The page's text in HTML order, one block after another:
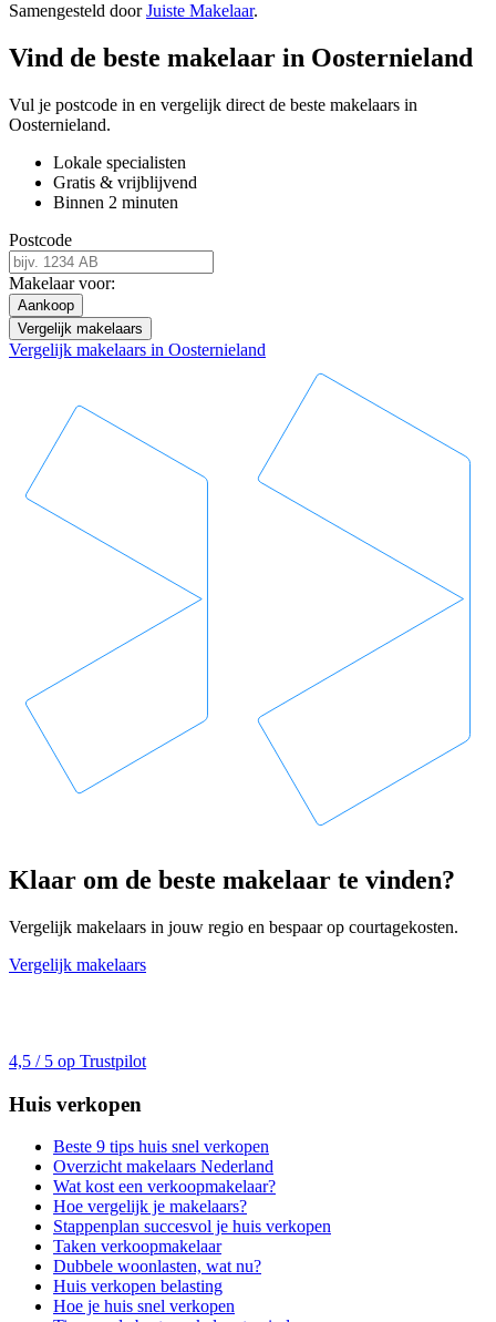
Samengesteld doorJuiste Makelaar.
Vind de beste makelaar in Oosternieland
Vul je postcode in en vergelijk direct de beste makelaars in
Oosternieland.
Lokale specialisten
Gratis & vrijblijvend
Binnen 2 minuten
Postcode
Makelaar voor:
Aankoop
Vergelijk makelaars
Vergelijk makelaars in Oosternieland
Klaar om de beste makelaar te vinden?
Vergelijk makelaars in jouw regio en bespaar op courtagekosten.
Vergelijk makelaars
4,5 / 5 op Trustpilot
Huis verkopen
Beste 9 tips huis snel verkopen
Overzicht makelaars Nederland
Wat kost een verkoopmakelaar?
Hoe vergelijk je makelaars?
Stappenplan succesvol je huis verkopen
Taken verkoopmakelaar
Dubbele woonlasten, wat nu?
Huis verkopen belasting
Hoe je huis snel verkopen